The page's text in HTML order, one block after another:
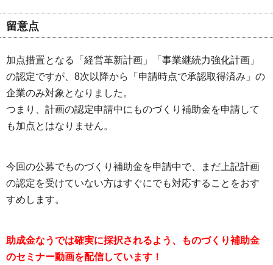
留意点
加点措置となる「経営革新計画」「事業継続力強化計画」
の認定ですが、8次以降から「申請時点で承認取得済み」の
企業のみ対象となりました。
つまり、計画の認定申請中にものづくり補助金を申請して
も加点とはなりません。
今回の公募でものづくり補助金を申請中で、まだ上記計画
の認定を受けていない方はすぐにでも対応することをおす
すめします。
助成金なうでは確実に採択されるよう、ものづくり補助金
のセミナー動画を配信しています！